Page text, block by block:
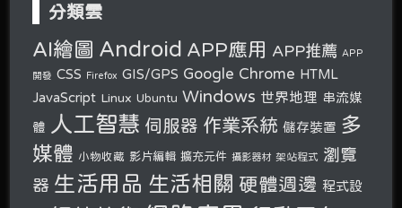
分類雲
AI繪圖 Android APP應用 APP推薦 APP
開發 CSS Firefox GIS/GPS Google Chrome HTML
JavaScript Linux Ubuntu Windows 世界地理 串流媒
體 人工智慧 伺服器 作業系統 儲存裝置 多
媒體 小物收藏 影片編輯 擴充元件 攝影器材 架站程式
瀏覽
器 生活用品 生活相關 硬體週邊 程式設